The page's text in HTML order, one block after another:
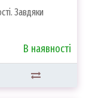
Завдяки
В наявності